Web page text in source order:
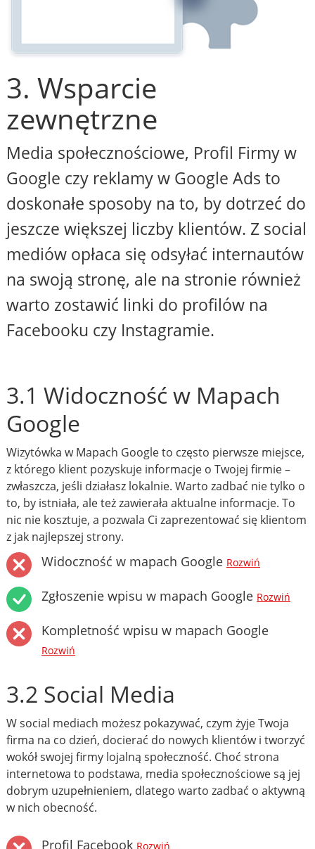
3. Wsparcie
zewnętrzne
Media społecznościowe, Profil Firmy w
Google czy reklamy w Google Ads to
doskonałe sposoby na to, by dotrzeć do
jeszcze większej liczby klientów. Z social
mediów opłaca się odsyłać internautów
na swoją stronę, ale na stronie również
warto zostawić linki do profilów na
Facebooku czy Instagramie.
3.1 Widoczność w Mapach
Google
Wizytówka w Mapach Google to często pierwsze miejsce,
z którego klient pozyskuje informacje o Twojej firmie –
zwłaszcza, jeśli działasz lokalnie. Warto zadbać nie tylko o
to, by istniała, ale też zawierała aktualne informacje. To
nic nie kosztuje, a pozwala Ci zaprezentować się klientom
z jak najlepszej strony.
Widoczność w mapach Google Rozwiń
Zgłoszenie wpisu w mapach Google Rozwiń
Kompletność wpisu w mapach Google
Rozwiń
3.2 Social Media
W social mediach możesz pokazywać, czym żyje Twoja
firma na co dzień, docierać do nowych klientów i tworzyć
wokół swojej firmy lojalną społeczność. Choć strona
internetowa to podstawa, media społecznościowe są jej
dobrym uzupełnieniem, dlatego warto zadbać o aktywną
w nich obecność.
Profil Facebook